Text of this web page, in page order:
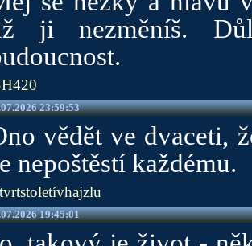
ji nezměníš.
23:59:53
vědět ve dvaceti,
nepoštěstí každému.
19:45:01